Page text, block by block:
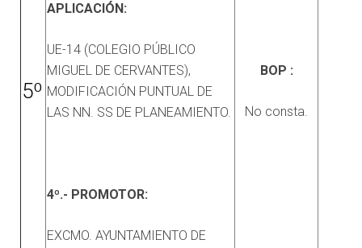
5º
APLICACIÓN:
UE-14 (COLEGIO PÚBLICO
MIGUEL DE CERVANTES),
MODIFICACIÓN PUNTUAL DE
LAS NN. SS DE PLANEAMIENTO.
4º.- PROMOTOR:
EXCMO. AYUNTAMIENTO DE
BOP :
No consta.